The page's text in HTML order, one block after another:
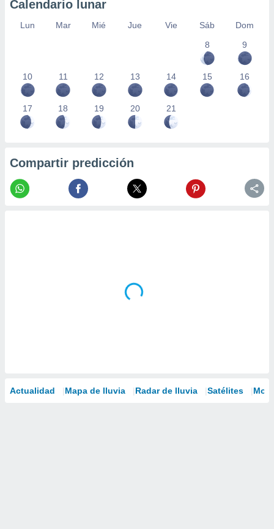
Calendario lunar
Lun Mar Mié Jue Vie Sáb
Dom
8
9
10 11 12 13 14 15 16
17 18 19 20 21
Compartir predicción
Actualidad Mapa de lluvia Radar de lluvia Satélites